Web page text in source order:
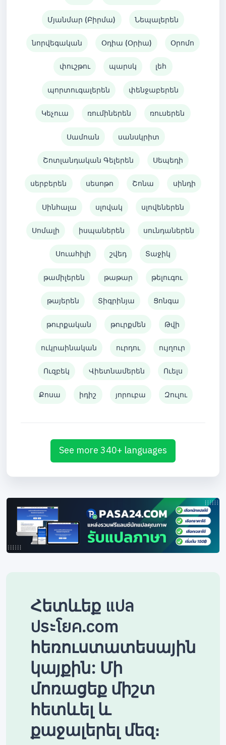
Մյանմար (Բիրմա) Նեպալերեն
նորվեգական Օդիա (Օրիա) Օրոմո
փուշթու պարսկ լեհ
պորտուգալերեն փենջաբերեն
Կեչուա ռումիներեն ռուսերեն
Սամոան սանսկրիտ
Շոտլանդական Գելերեն Սեպեդի
սերբերեն սեսոթո Շոնա սինդի
Սինհալա սլովակ սլովեներեն
Սոմալի իսպաներեն սունդաներեն
Սուահիլի շվեդ Տաջիկ
թամիլերեն թաթար թելուգու
թայերեն Տիգրինյա Ցոնգա
թուրքական թուրքմեն Թվի
ուկրաինական ուրդու ույղուր
Ուզբեկ Վիետնամերեն Ուելս
Քոսա իդիշ յորուբա Զուլու
See more 340+ languages
Հետևեք แปล
ประโยค.com
հեռուստատեսային
կայքին: Մի
մոռացեք միշտ
հետևել և
քաջալերել մեզ։